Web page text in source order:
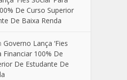
De Curso Superior
De Baixa Renda
Governo Lança ‘Fies
Financiar 100% De
De Estudante De